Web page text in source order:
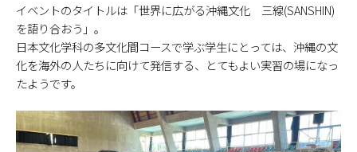
イベントのタイトルは「世界に広がる沖縄文化 三線(SANSHIN)
を語り合おう」。
日本文化学科の多文化間コースで学ぶ学生にとっては、沖縄の文
化を海外の人たちに向けて発信する、とてもよい実習の場になっ
たようです。